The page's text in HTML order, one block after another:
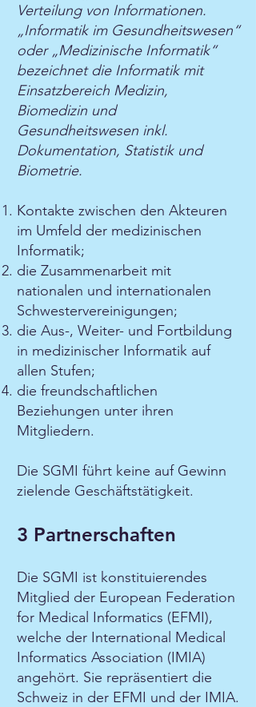
Verteilung von Informationen.
„Informatik im Gesundheitswesen“
oder „Medizinische Informatik“
bezeichnet die Informatik mit
Einsatzbereich Medizin,
Biomedizin und
Gesundheitswesen inkl.
Dokumentation, Statistik und
Biometrie.
Kontakte zwischen den Akteuren
im Umfeld der medizinischen
Informatik;
die Zusammenarbeit mit
nationalen und internationalen
Schwestervereinigungen;
die Aus-, Weiter- und Fortbildung
in medizinischer Informatik auf
allen Stufen;
die freundschaftlichen
Beziehungen unter ihren
Mitgliedern.
Die SGMI führt keine auf Gewinn
zielende Geschäftstätigkeit.
3 Partnerschaften
Die SGMI ist konstituierendes
Mitglied der European Federation
for Medical Informatics (EFMI),
welche der International Medical
Informatics Association (IMIA)
angehört. Sie repräsentiert die
Schweiz in der EFMI und der IMIA.